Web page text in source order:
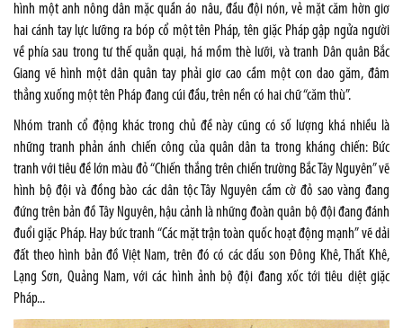
hình một anh nông dân mặc quần áo nâu, đầu đội nón, vẻ mặt căm hờn giơ
hai cánh tay lực lưỡng ra bóp cổ một tên Pháp, tên giặc Pháp gập ngửa người
về phía sau trong tư thế quằn quại, há mồm thè lưỡi, và tranh Dân quân Bắc
Giang vẽ hình một dân quân tay phải giơ cao cầm một con dao găm, đâm
thẳng xuống một tên Pháp đang cúi đầu, trên nền có hai chữ “căm thù”.
Nhóm tranh cổ động khác trong chủ đề này cũng có số lượng khá nhiều là
những tranh phản ánh chiến công của quân dân ta trong kháng chiến: Bức
tranh với tiêu đề lớn màu đỏ “Chiến thắng trên chiến trường Bắc Tây Nguyên” vẽ
hình bộ đội và đồng bào các dân tộc Tây Nguyên cầm cờ đỏ sao vàng đang
đứng trên bản đồ Tây Nguyên, hậu cảnh là những đoàn quân bộ đội đang đánh
đuổi giặc Pháp. Hay bức tranh “Các mặt trận toàn quốc hoạt động mạnh” vẽ dải
đất theo hình bản đồ Việt Nam, trên đó có các dấu son Đông Khê, Thất Khê,
Lạng Sơn, Quảng Nam, với các hình ảnh bộ đội đang xốc tới tiêu diệt giặc
Pháp...